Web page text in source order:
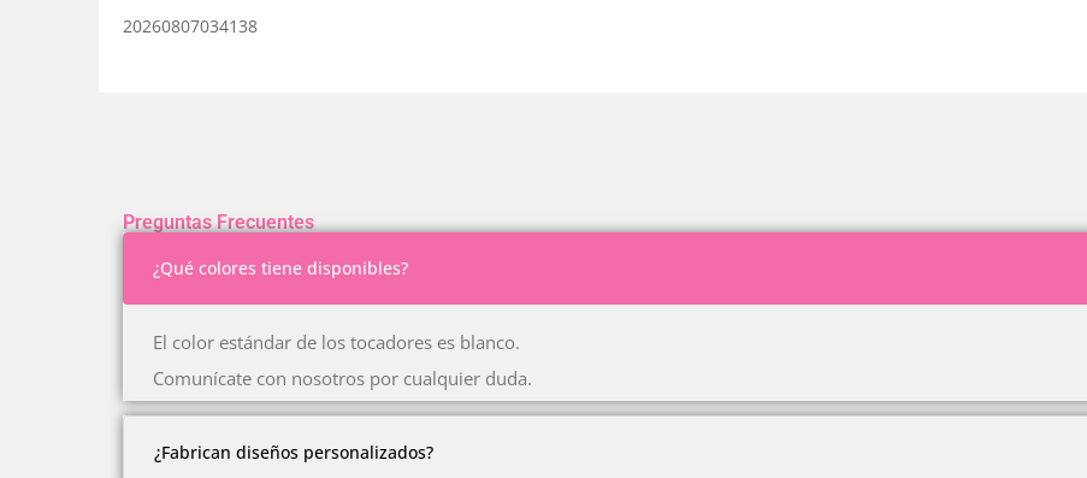
20260807034138
Preguntas Frecuentes
¿Qué colores tiene disponibles?
El color estándar de los tocadores es blanco.
Comunícate con nosotros por cualquier duda.
¿Fabrican diseños personalizados?